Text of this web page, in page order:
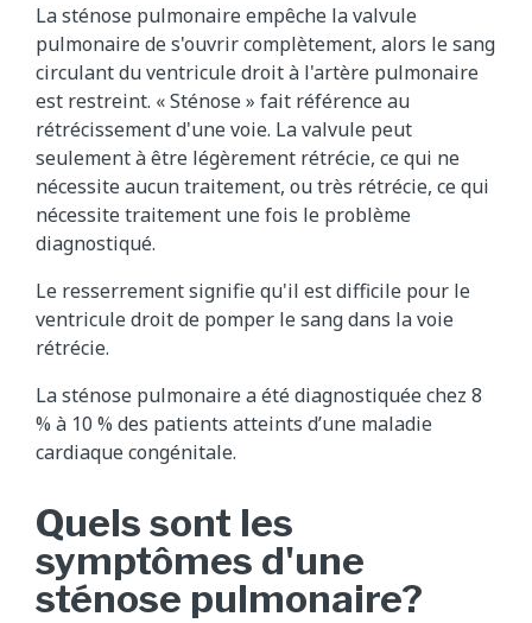
La sténose pulmonaire empêche la valvule
pulmonaire de s'ouvrir complètement, alors le sang
circulant du ventricule droit à l'artère pulmonaire
est restreint. « Sténose » fait référence au
rétrécissement d'une voie. La valvule peut
seulement à être légèrement rétrécie, ce qui ne
nécessite aucun traitement, ou très rétrécie, ce qui
nécessite traitement une fois le problème
diagnostiqué.
Le resserrement signifie qu'il est difficile pour le
ventricule droit de pomper le sang dans la voie
rétrécie.
La sténose pulmonaire a été diagnostiquée chez 8
% à 10 % des patients atteints d’une maladie
cardiaque congénitale.
Quels sont les
symptômes d'une
sténose pulmonaire?